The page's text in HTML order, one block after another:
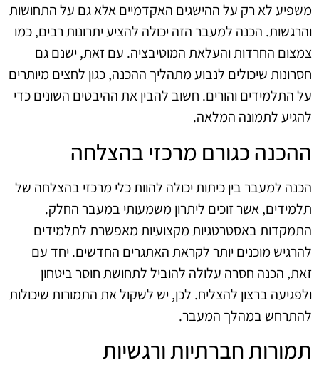
משפיע לא רק על ההישגים האקדמיים אלא גם על התחושות
והרגשות. הכנה למעבר הזה יכולה להציע יתרונות רבים, כמו
צמצום החרדות והעלאת המוטיבציה. עם זאת, ישנם גם
חסרונות שיכולים לנבוע מתהליך ההכנה, כגון לחצים מיותרים
על התלמידים והורים. חשוב להבין את ההיבטים השונים כדי
להגיע לתמונה המלאה.
ההכנה כגורם מרכזי בהצלחה
הכנה למעבר בין כיתות יכולה להוות כלי מרכזי בהצלחה של
תלמידים, אשר זוכים ליתרון משמעותי במעבר החלק.
התמקדות באסטרטגיות מקצועיות מאפשרת לתלמידים
להרגיש מוכנים יותר לקראת האתגרים החדשים. יחד עם
זאת, הכנה חסרה עלולה להוביל לתחושת חוסר ביטחון
ולפגיעה ברצון להצליח. לכן, יש לשקול את התמורות שיכולות
להתרחש במהלך המעבר.
תמורות חברתיות ורגשיות